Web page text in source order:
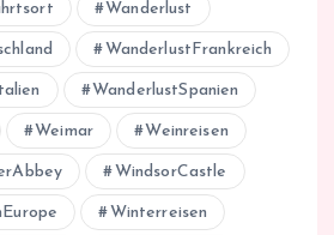
Wanderlust
WanderlustFrankreich
WanderlustSpanien
Weimar Weinreisen
WindsorCastle
Winterreisen